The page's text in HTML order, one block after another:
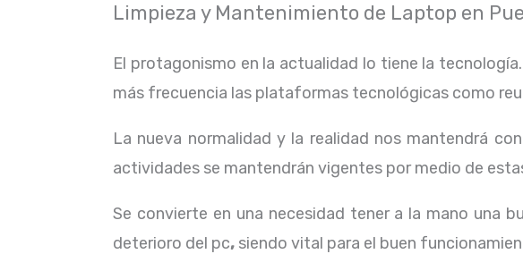
Limpieza y Mantenimiento de Laptop en
El protagonismo en la actualidad lo tiene la
más frecuencia las plataformas tecnológicas como
La nueva normalidad y la realidad nos mantendrá
actividades se mantendrán vigentes por medio de
Se convierte en una necesidad tener a la mano una
deterioro del pc, siendo vital para el buen